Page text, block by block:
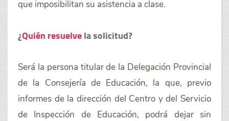
que imposibilitan su asistencia a clase.
¿Quién resuelvela solicitud?
Será la persona titular de la Delegación Provincial
de la Consejería de Educación, la que, previo
informes de la dirección del Centro y del Servicio
de Inspección de Educación, podrá dejar sin